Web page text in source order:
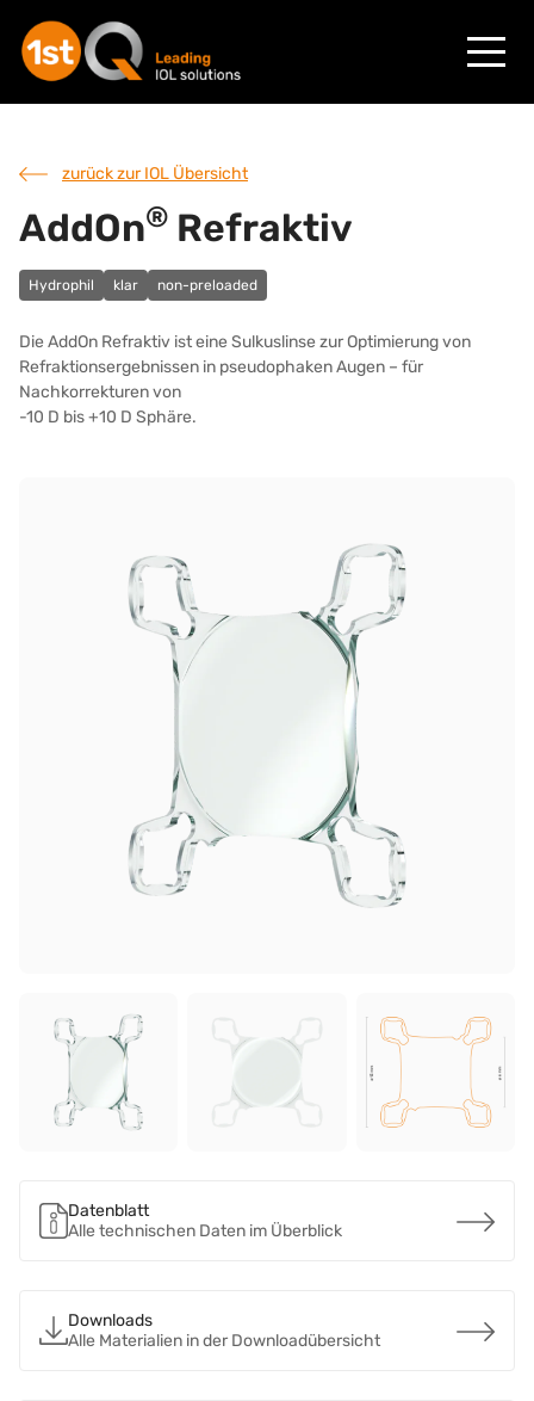
zurück zur IOL Übersicht
AddOn® Refraktiv
Hydrophil klar non-preloaded
Die AddOn Refraktiv ist eine Sulkuslinse zur Optimierung von
Refraktionsergebnissen in pseudophaken Augen – für
Nachkorrekturen von
-10 D bis +10 D Sphäre.
Datenblatt
Alle technischen Daten im Überblick
Downloads
Alle Materialien in der Downloadübersicht